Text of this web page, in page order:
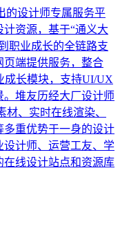
的设计师专属服务平
资源，基于“通义大
职业成长的全链路支
页端提供服务，整合
成长模块，支持UI/UX
堆友历经大厂设计师
、实时在线渲染、
重优势于一身的设计
计师、运营工友、学
线设计站点和资源库